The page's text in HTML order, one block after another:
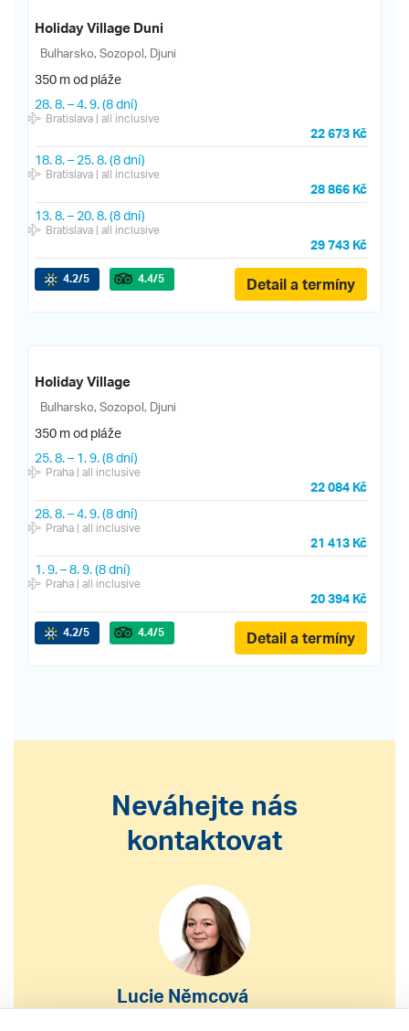
Holiday Village Duni
Bulharsko, Sozopol, Djuni
350 m od pláže
28. 8.–4. 9.(8 dní)
Bratislava| all inclusive
22 673 Kč
18. 8.– 25. 8.(8 dní)
Bratislava| all inclusive
28 866 Kč
13. 8.– 20. 8.(8 dní)
Bratislava| all inclusive
29 743 Kč
4.2/5 4.4/5 Detail a termíny
Holiday Village
Bulharsko, Sozopol, Djuni
350 m od pláže
25. 8.– 1. 9.(8 dní)
Praha| all inclusive
22 084 Kč
28. 8.–4. 9.(8 dní)
Praha| all inclusive
21 413 Kč
1. 9.–8. 9.(8 dní)
Praha| all inclusive
20 394 Kč
4.2/5 4.4/5 Detail a termíny
Neváhejte nás
kontaktovat
Lucie Němcová